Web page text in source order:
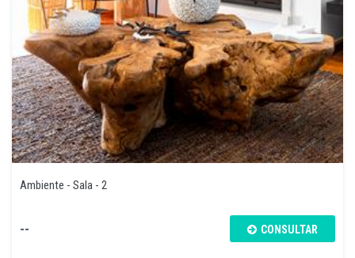
Ambiente - Sala - 2
-- CONSULTAR